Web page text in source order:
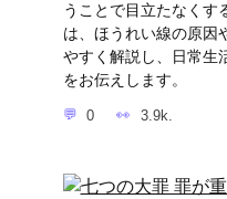
うことで目立たなくす
は、ほうれい線の原因
やすく解説し、日常生
をお伝えします。
0 3.9k.